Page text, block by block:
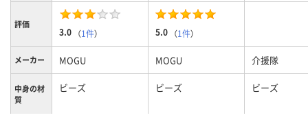
評価
3.0 （1件） 5.0 （1件）
メーカー MOGU MOGU 介援隊
中身の材
質
ビーズ ビーズ ビーズ